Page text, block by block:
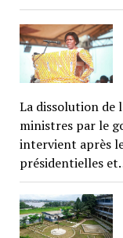
La dissolution de
ministres par le
intervient après
présidentielles